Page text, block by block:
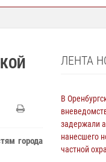
города
ЛЕНТА
В
задержали
нанесшего
частной